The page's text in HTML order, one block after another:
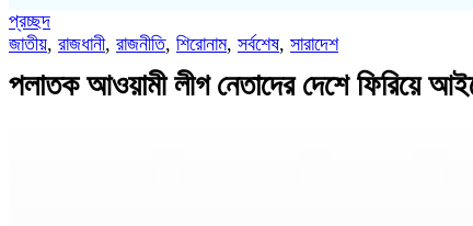
প্রচ্ছদ
জাতীয়, রাজধানী, রাজনীতি, শিরোনাম, সর্বশেষ, সারাদেশ
পলাতক আওয়ামী লীগ নেতাদের দেশে ফিরিয়ে